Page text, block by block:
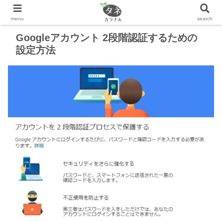
Googleアカウント 2段階認証するための
設定方法